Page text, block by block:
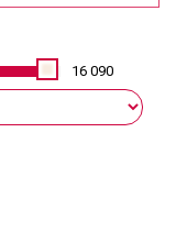
16 090